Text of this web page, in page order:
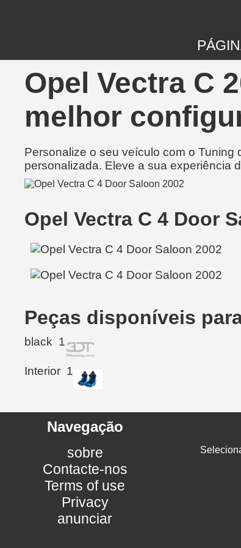
Opel Vectra C
melhor
Personalize o seu veículo com o Tuning
personalizada. Eleve a sua experiência
Opel Vectra C 4 Door
Peças disponíveis
black 1
Interior 1
Navegação
sobre
Contacte-nos
Terms of use
Privacy
anunciar